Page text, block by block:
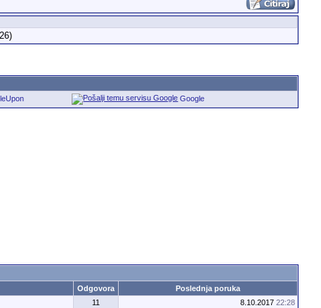
Google
Odgovora
Poslednja poruka
11 8.10.2017 22:28